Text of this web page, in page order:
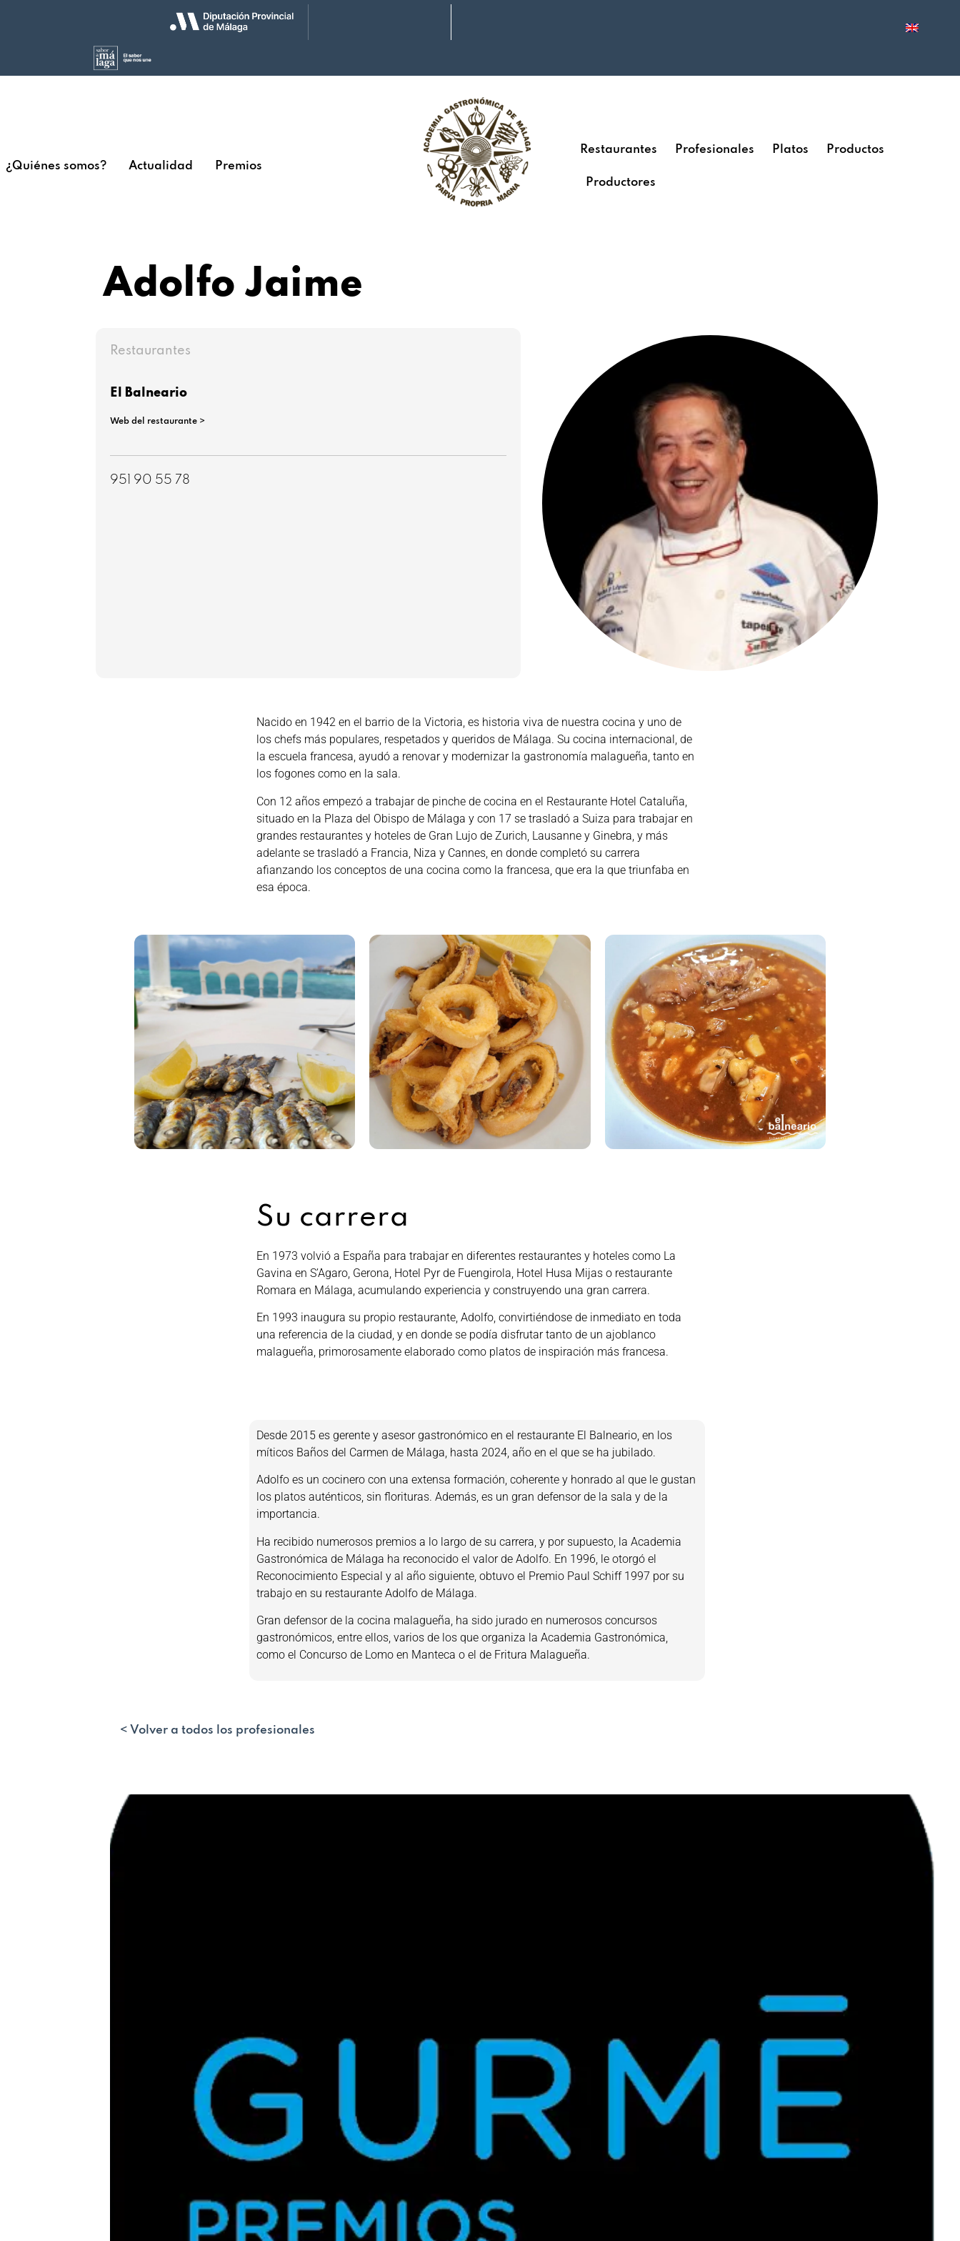
¿Quiénes somos? Actualidad Premios
Restaurantes Profesionales Platos Productos
Productores
Adolfo Jaime
Restaurantes
El Balneario
Web del restaurante >
951 90 55 78
Nacido en 1942 en el barrio de la Victoria, es historia viva de nuestra cocina y uno de
los chefs más populares, respetados y queridos de Málaga. Su cocina internacional, de
la escuela francesa, ayudó a renovar y modernizar la gastronomía malagueña, tanto en
los fogones como en la sala.
Con 12 años empezó a trabajar de pinche de cocina en el Restaurante Hotel Cataluña,
situado en la Plaza del Obispo de Málaga y con 17 se trasladó a Suiza para trabajar en
grandes restaurantes y hoteles de Gran Lujo de Zurich, Lausanne y Ginebra, y más
adelante se trasladó a Francia, Niza y Cannes, en donde completó su carrera
afianzando los conceptos de una cocina como la francesa, que era la que triunfaba en
esa época.
Su carrera
En 1973 volvió a España para trabajar en diferentes restaurantes y hoteles como La
Gavina en S’Agaro, Gerona, Hotel Pyr de Fuengirola, Hotel Husa Mijas o restaurante
Romara en Málaga, acumulando experiencia y construyendo una gran carrera.
En 1993 inaugura su propio restaurante, Adolfo, convirtiéndose de inmediato en toda
una referencia de la ciudad, y en donde se podía disfrutar tanto de un ajoblanco
malagueña, primorosamente elaborado como platos de inspiración más francesa.
Desde 2015 es gerente y asesor gastronómico en el restaurante El Balneario, en los
míticos Baños del Carmen de Málaga, hasta 2024, año en el que se ha jubilado.
Adolfo es un cocinero con una extensa formación, coherente y honrado al que le gustan
los platos auténticos, sin florituras. Además, es un gran defensor de la sala y de la
importancia.
Ha recibido numerosos premios a lo largo de su carrera, y por supuesto, la Academia
Gastronómica de Málaga ha reconocido el valor de Adolfo. En 1996, le otorgó el
Reconocimiento Especial y al año siguiente, obtuvo el Premio Paul Schiff 1997 por su
trabajo en su restaurante Adolfo de Málaga.
Gran defensor de la cocina malagueña, ha sido jurado en numerosos concursos
gastronómicos, entre ellos, varios de los que organiza la Academia Gastronómica,
como el Concurso de Lomo en Manteca o el de Fritura Malagueña.
< Volver a todos los profesionales